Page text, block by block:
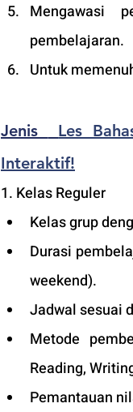
Mengawasi
pembelajaran.
Untuk
Jenis
Les
Interaktif!
1. Kelas Reguler
Kelas grup
Durasi
weekend).
Jadwal sesuai
Metode
Reading,
Pemantauan